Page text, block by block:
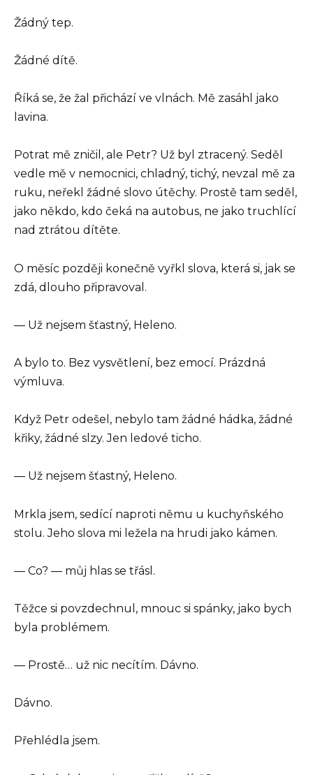
Žádný tep.
Žádné dítě.
Říká se, že žal přichází ve vlnách. Mě zasáhl jako
lavina.
Potrat mě zničil, ale Petr? Už byl ztracený. Seděl
vedle mě v nemocnici, chladný, tichý, nevzal mě za
ruku, neřekl žádné slovo útěchy. Prostě tam seděl,
jako někdo, kdo čeká na autobus, ne jako truchlící
nad ztrátou dítěte.
O měsíc později konečně vyřkl slova, která si, jak se
zdá, dlouho připravoval.
— Už nejsem šťastný, Heleno.
A bylo to. Bez vysvětlení, bez emocí. Prázdná
výmluva.
Když Petr odešel, nebylo tam žádné hádka, žádné
křiky, žádné slzy. Jen ledové ticho.
— Už nejsem šťastný, Heleno.
Mrkla jsem, sedící naproti němu u kuchyňského
stolu. Jeho slova mi ležela na hrudi jako kámen.
— Co? — můj hlas se třásl.
Těžce si povzdechnul, mnouc si spánky, jako bych
byla problémem.
— Prostě… už nic necítím. Dávno.
Dávno.
Přehlédla jsem.